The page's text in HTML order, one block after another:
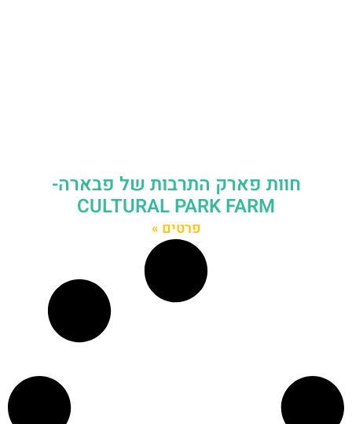
חוות פארק התרבות של פבארה-
CULTURAL PARK FARM
פרטים »